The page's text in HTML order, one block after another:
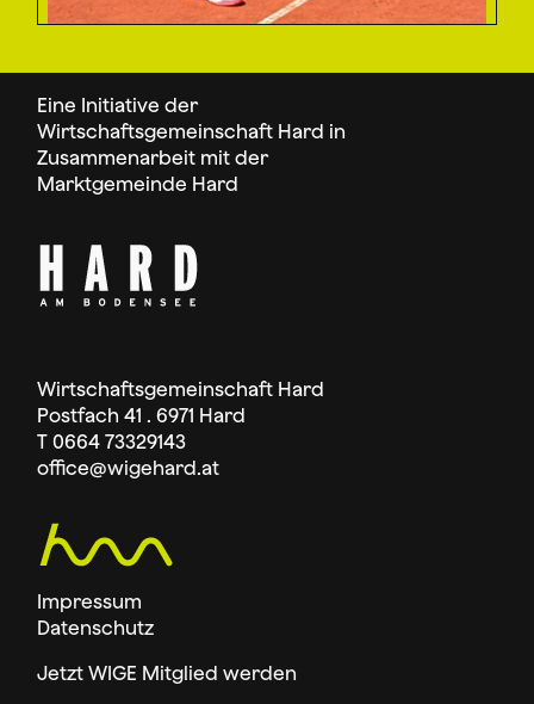
Eine Initiative der
Wirtschaftsgemeinschaft Hard in
Zusammenarbeit mit der
Marktgemeinde Hard
Wirtschaftsgemeinschaft Hard
Postfach 41 . 6971 Hard
T 0664 73329143
office@wigehard.at
Impressum
Datenschutz
Jetzt WIGE Mitglied werden